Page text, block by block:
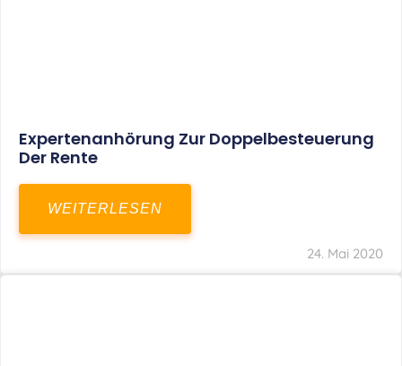
Expertenanhörung Zur Doppelbesteuerung
Der Rente
WEITERLESEN
24. Mai 2020